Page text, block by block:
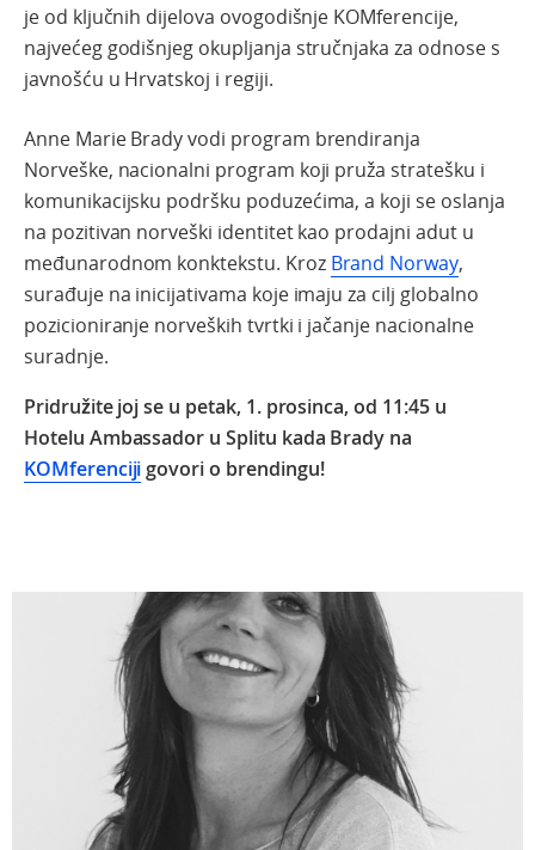
je od ključnih dijelova ovogodišnje KOMferencije,
najvećeg godišnjeg okupljanja stručnjaka za odnose s
javnošću u Hrvatskoj i regiji.
Anne Marie Brady vodi program brendiranja
Norveške, nacionalni program koji pruža stratešku i
komunikacijsku podršku poduzećima, a koji se oslanja
na pozitivan norveški identitet kao prodajni adut u
međunarodnom konktekstu. Kroz Brand Norway,
surađuje na inicijativama koje imaju za cilj globalno
pozicioniranje norveških tvrtki i jačanje nacionalne
suradnje.
Pridružite joj se u petak, 1. prosinca, od 11:45 u
Hotelu Ambassador u Splitu kada Brady na
KOMferencijigovori o brendingu!